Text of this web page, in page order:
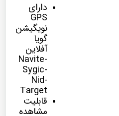
دارای
GPS
نویگیشن
گویا
آفلاین
Navite-
Sygic-
Nid-
Target
قابلیت
مشاهده